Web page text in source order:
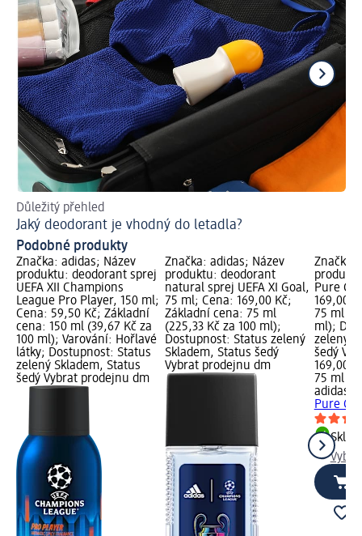
Důležitý přehled
Jaký deodorant je vhodný do letadla?
Podobné produkty
Značka: adidas; Název
produktu: deodorant sprej
UEFA XII Champions
League Pro Player, 150 ml;
Cena: 59,50 Kč; Základní
cena: 150 ml (39,67 Kč za
100 ml); Varování: Hořlavé
látky; Dostupnost: Status
zelený Skladem, Status
šedý Vybrat prodejnu dm
Značka: adidas; Název
produktu: deodorant
natural sprej UEFA XI Goal,
75 ml; Cena: 169,00 Kč;
Základní cena: 75 ml
(225,33 Kč za 100 ml);
Dostupnost: Status zelený
Skladem, Status šedý
Vybrat prodejnu dm
Značka:
Pure
169,00
75 ml
ml);
zelený
šedý
169,00
75 ml
adidas
Pure